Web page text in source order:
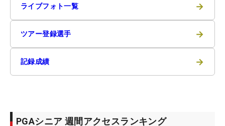
ライブフォト一覧 →
ツアー登録選手 →
記録成績 →
PGAシニア 週間アクセスランキング